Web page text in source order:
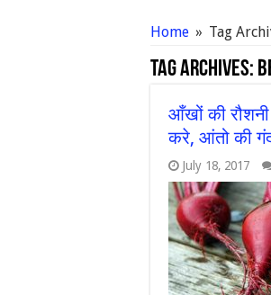
Home » Tag
Tag Archives:
आँखों की
करे, आंतो की
July 18, 2017